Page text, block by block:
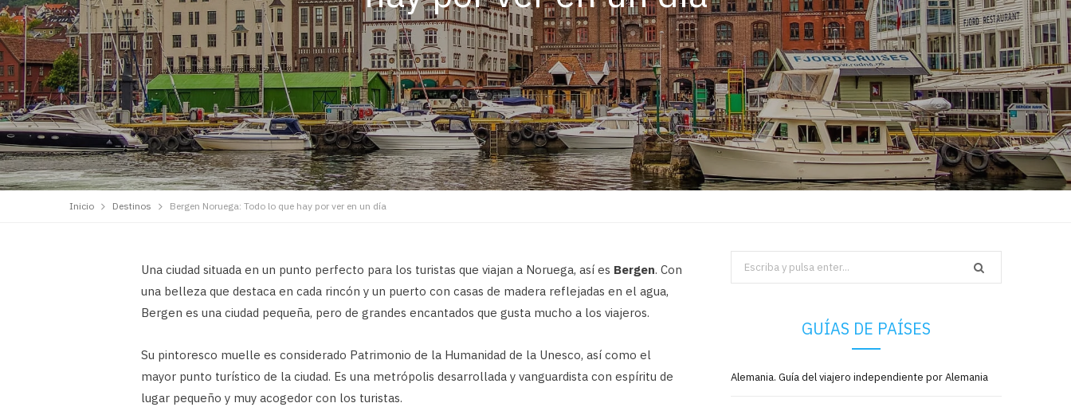
Inicio Destinos Bergen Noruega: Todo lo que hay por ver en un día
Una ciudad situada en un punto perfecto para los turistas que viajan a Noruega, así es Bergen. Con
una belleza que destaca en cada rincón y un puerto con casas de madera reflejadas en el agua,
Bergen es una ciudad pequeña, pero de grandes encantados que gusta mucho a los viajeros.
Su pintoresco muelle es considerado Patrimonio de la Humanidad de la Unesco, así como el
mayor punto turístico de la ciudad. Es una metrópolis desarrollada y vanguardista con espíritu de
lugar pequeño y muy acogedor con los turistas.
Search
for:
GUÍAS DE PAÍSES
Alemania. Guía del viajero independiente por Alemania